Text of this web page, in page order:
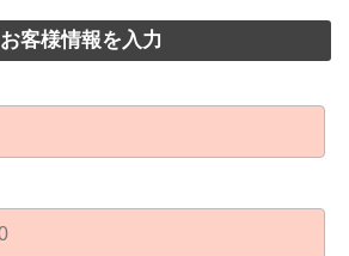
お客様情報を入力